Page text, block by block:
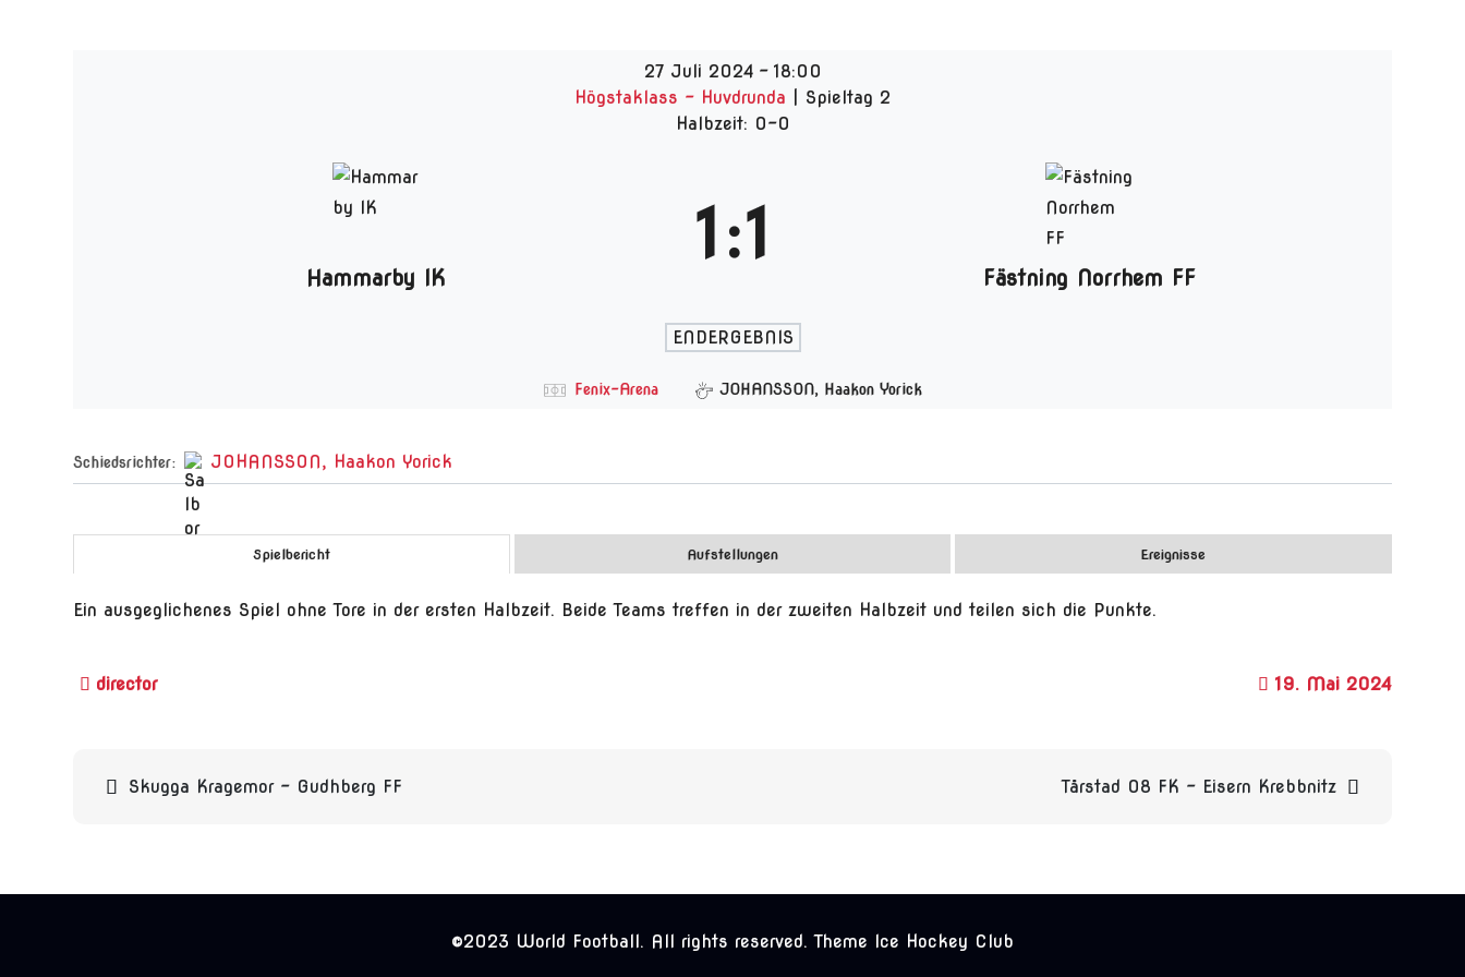
27 Juli 2024 - 18:00
Högstaklass - Huvdrunda
| Spieltag 2
Halbzeit: 0-0
Hammarby IK
1:1
Fästning Norrhem FF
ENDERGEBNIS
Fenix-Arena JOHANSSON, Haakon Yorick
Schiedsrichter: JOHANSSON, Haakon Yorick
Spielbericht Aufstellungen Ereignisse
Ein ausgeglichenes Spiel ohne Tore in der ersten Halbzeit. Beide Teams treffen in der zweiten Halbzeit und teilen sich die Punkte.
19. Mai 2024
Beitragsnavigation
Skugga Kragemor – Gudhberg FF Tårstad 08 FK – Eisern Krebbnitz
©2023 World Football. All rights reserved. Theme Ice Hockey Club